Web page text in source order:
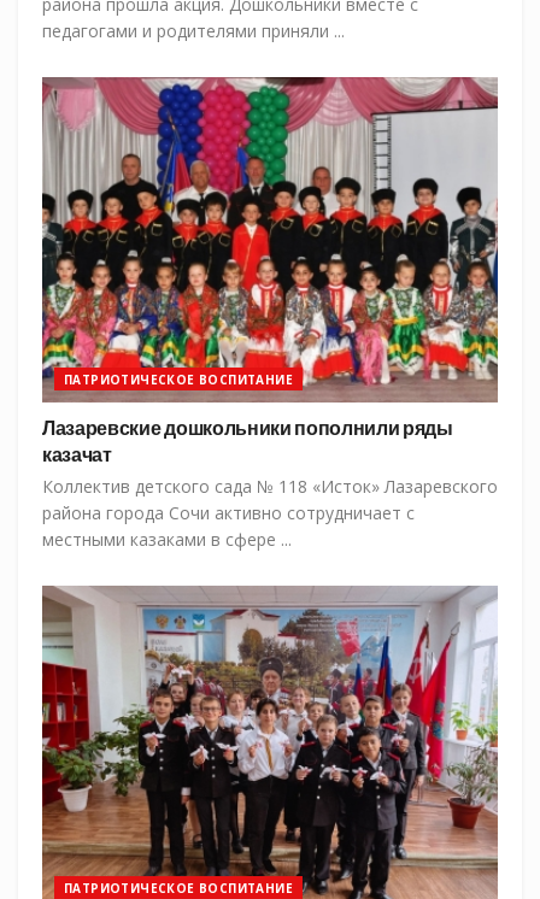
педагогами и родителями приняли ...
ПАТРИОТИЧЕСКОЕ ВОСПИТАНИЕ
Лазаревские дошкольники пополнили ряды
казачат
Коллектив детского сада № 118 «Исток» Лазаревского
района города Сочи активно сотрудничает с
местными казаками в сфере ...
ПАТРИОТИЧЕСКОЕ ВОСПИТАНИЕ